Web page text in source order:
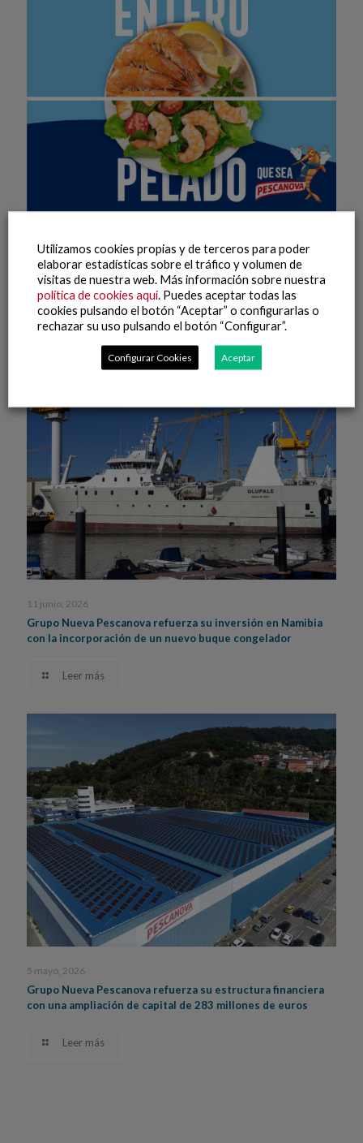
Enteros o pelados: Pescanova destaca la versatilidad y
calidad de sus mariscos en su nueva campaña de verano
Leer más
11 junio, 2026
Grupo Nueva Pescanova refuerza su inversión en Namibia
con la incorporación de un nuevo buque congelador
Leer más
5 mayo, 2026
Grupo Nueva Pescanova refuerza su estructura financiera
con una ampliación de capital de 283 millones de euros
Leer más
Utilizamos cookies propias y de terceros para poder
elaborar estadísticas sobre el tráfico y volumen de
visitas de nuestra web. Más información sobre nuestra
política de cookies aquí. Puedes aceptar todas las
cookies pulsando el botón “Aceptar” o configurarlas o
rechazar su uso pulsando el botón “Configurar”.
Configurar Cookies Aceptar